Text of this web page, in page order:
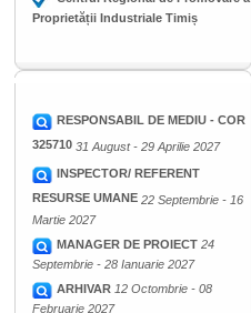
Proprietății Industriale Timiș
RESPONSABIL DE MEDIU - COR
325710 31 August - 29 Aprilie 2027
INSPECTOR/ REFERENT
RESURSE UMANE 22 Septembrie - 16
Martie 2027
MANAGER DE PROIECT 24
Septembrie - 28 Ianuarie 2027
ARHIVAR 12 Octombrie - 08